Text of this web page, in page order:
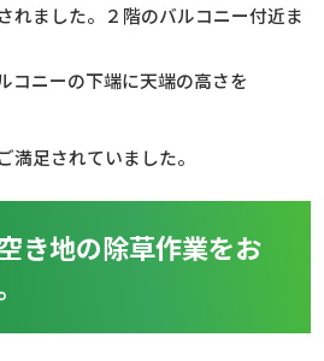
れました。２階のバルコニー付近ま
コニーの下端に天端の高さを
満足されていました。
き地の除草作業をお